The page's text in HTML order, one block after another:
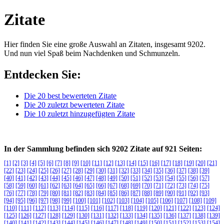
Zitate
Hier finden Sie eine große Auswahl an Zitaten, insgesamt 9202.
Und nun viel Spaß beim Nachdenken und Schmunzeln.
Entdecken Sie:
Die 20 best bewerteten Zitate
Die 20 zuletzt bewerteten Zitate
Die 10 zuletzt hinzugefügten Zitate
In der Sammlung befinden sich 9202 Zitate auf 921 Seiten:
[1] [2] [3] [4] [5] [6] [7] [8] [9] [10] [11] [12] [13] [14] [15] [16] [17] [18] [19] [20] [21]
[22] [23] [24] [25] [26] [27] [28] [29] [30] [31] [32] [33] [34] [35] [36] [37] [38] [39]
[40] [41] [42] [43] [44] [45] [46] [47] [48] [49] [50] [51] [52] [53] [54] [55] [56] [57]
[58] [59] [60] [61] [62] [63] [64] [65] [66] [67] [68] [69] [70] [71] [72] [73] [74] [75]
[76] [77] [78] [79] [80] [81] [82] [83] [84] [85] [86] [87] [88] [89] [90] [91] [92] [93]
[94] [95] [96] [97] [98] [99] [100] [101] [102] [103] [104] [105] [106] [107] [108] [109]
[110] [111] [112] [113] [114] [115] [116] [117] [118] [119] [120] [121] [122] [123] [124]
[125] [126] [127] [128] [129] [130] [131] [132] [133] [134] [135] [136] [137] [138] [139]